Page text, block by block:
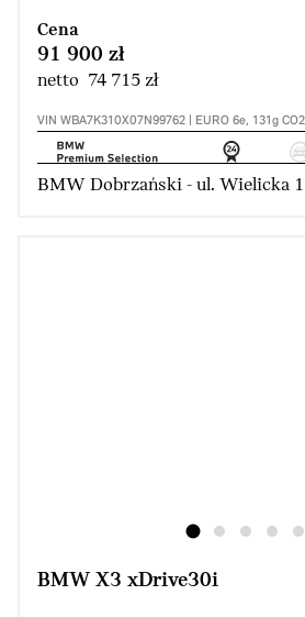
Cena
91 900 zł
netto 74 715 zł
VIN WBA7K310X07N99762 | EURO 6e, 131g
BMW Dobrzański - ul. Wielicka
BMW X3 xDrive30i